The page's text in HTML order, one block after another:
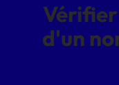
d'un